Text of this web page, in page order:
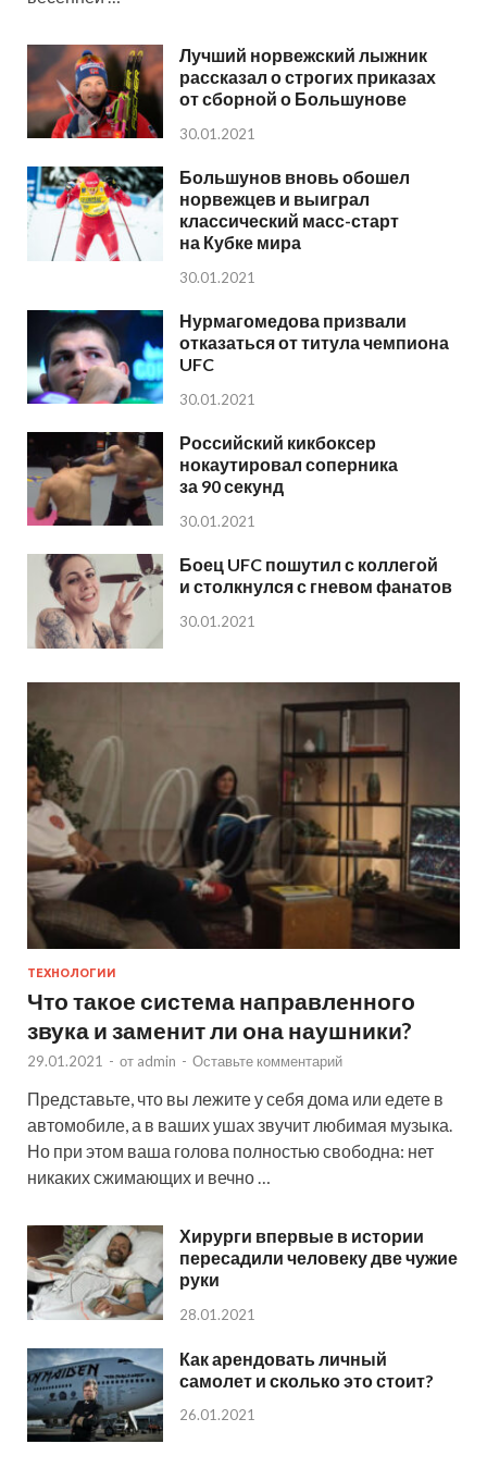
Лучший норвежский лыжник
рассказал о строгих приказах
от сборной о Большунове
30.01.2021
Большунов вновь обошел
норвежцев и выиграл
классический масс-старт
на Кубке мира
30.01.2021
Нурмагомедова призвали
отказаться от титула чемпиона
UFC
30.01.2021
Российский кикбоксер
нокаутировал соперника
за 90 секунд
30.01.2021
Боец UFC пошутил с коллегой
и столкнулся с гневом фанатов
30.01.2021
ТЕХНОЛОГИИ
Что такое система направленного
звука и заменит ли она наушники?
29.01.2021 - от admin - Оставьте комментарий
Представьте, что вы лежите у себя дома или едете в
автомобиле, а в ваших ушах звучит любимая музыка.
Но при этом ваша голова полностью свободна: нет
никаких сжимающих и вечно …
Хирурги впервые в истории
пересадили человеку две чужие
руки
28.01.2021
Как арендовать личный
самолет и сколько это стоит?
26.01.2021